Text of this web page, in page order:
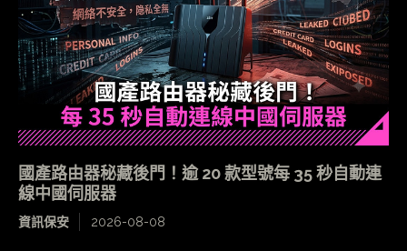
國產路由器秘藏後門！逾 20 款型號每 35 秒自動連
線中國伺服器
資訊保安 2026-08-08